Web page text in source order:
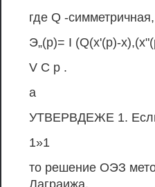
где Q -
Э„(р)= I (Q(x'(p)-
V С р .
а
УТВЕРВДЕЖЕ 1.
1»1
то решение ОЭЗ
Лаграижа.